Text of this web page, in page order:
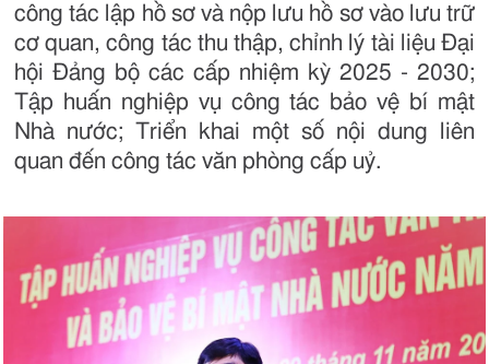
công tác lập hồ sơ và nộp lưu hồ sơ vào lưu trữ
cơ quan, công tác thu thập, chỉnh lý tài liệu Đại
hội Đảng bộ các cấp nhiệm kỳ 2025 - 2030;
Tập huấn nghiệp vụ công tác bảo vệ bí mật
Nhà nước; Triển khai một số nội dung liên
quan đến công tác văn phòng cấp uỷ.